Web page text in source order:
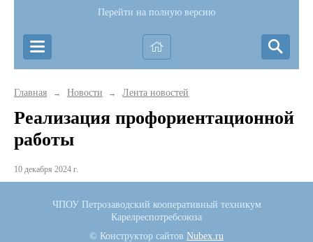
Перейти на полную версию
Главная → Новости → Лента новостей
Реализация профориентационной
работы
10 декабря 2024 г.
ЧПОУ Петрозаводский кооперативный техникум
Карелреспотребсоюза
© Конструктор сайтов Nubex.ru